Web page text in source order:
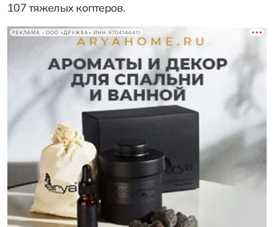
107 тяжелых коптеров.
РЕКЛАМА • ООО «ДРУЖБА» ИНН 9704146411